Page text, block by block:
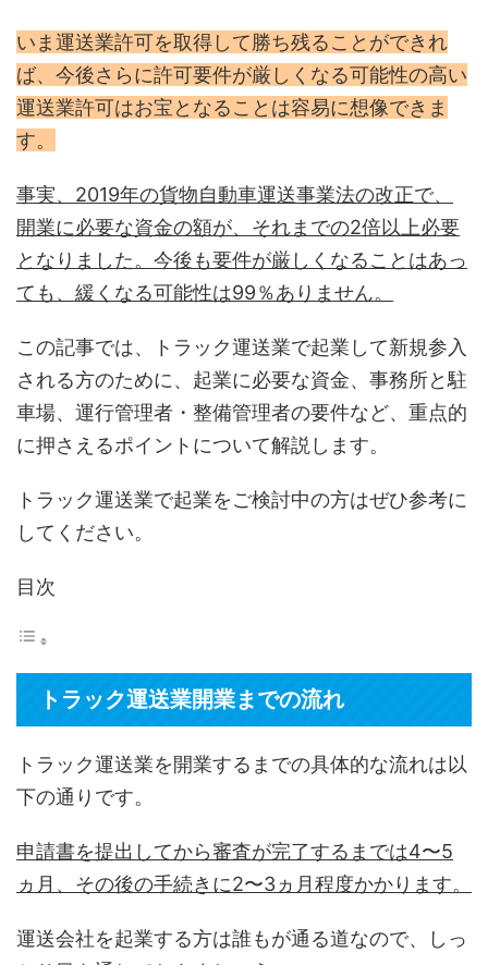
いま運送業許可を取得して勝ち残ることができれ
ば、今後さらに許可要件が厳しくなる可能性の高い
運送業許可はお宝となることは容易に想像できま
す。
事実、2019年の貨物自動車運送事業法の改正で、
開業に必要な資金の額が、それまでの2倍以上必要
となりました。今後も要件が厳しくなることはあっ
ても、緩くなる可能性は99％ありません。
この記事では、トラック運送業で起業して新規参入
される方のために、起業に必要な資金、事務所と駐
車場、運行管理者・整備管理者の要件など、重点的
に押さえるポイントについて解説します。
トラック運送業で起業をご検討中の方はぜひ参考に
してください。
目次
トラック運送業開業までの流れ
トラック運送業を開業するまでの具体的な流れは以
下の通りです。
申請書を提出してから審査が完了するまでは4〜5
ヵ月、その後の手続きに2〜3ヵ月程度かかります。
運送会社を起業する方は誰もが通る道なので、しっ